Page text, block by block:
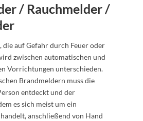
/ Rauchmelder /
die auf Gefahr durch Feuer oder
zwischen automatischen und
Vorrichtungen unterschieden.
Brandmeldern muss die
entdeckt und der
es sich meist um ein
anschließend von Hand